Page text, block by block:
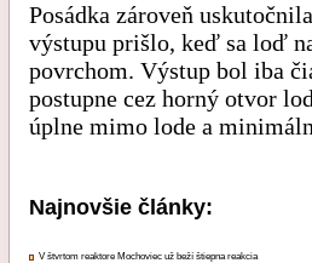
Posádka zároveň
výstupu prišlo, keď sa loď
povrchom. Výstup bol iba
postupne cez horný otvor
úplne mimo lode a
Najnovšie články:
V štvrtom reaktore Mochoviec už beží štiepna reakcia